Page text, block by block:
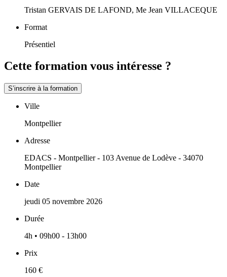
Tristan GERVAIS DE LAFOND, Me Jean VILLACEQUE
Format
Présentiel
Cette formation vous intéresse ?
S’inscrire à la formation
Ville
Montpellier
Adresse
EDACS - Montpellier - 103 Avenue de Lodève - 34070
Montpellier
Date
jeudi 05 novembre 2026
Durée
4h • 09h00 - 13h00
Prix
160 €